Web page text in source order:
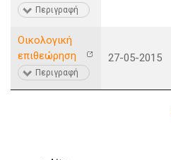
Περιγραφή
Οικολογική
επιθεώρηση
Περιγραφή
27-05-2015